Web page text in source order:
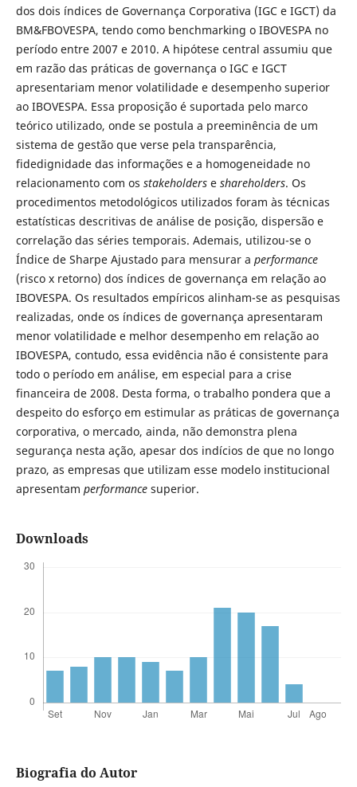
dos dois índices de Governança Corporativa (IGC e IGCT) da
BM&FBOVESPA, tendo como benchmarking o IBOVESPA no
período entre 2007 e 2010. A hipótese central assumiu que
em razão das práticas de governança o IGC e IGCT
apresentariam menor volatilidade e desempenho superior
ao IBOVESPA. Essa proposição é suportada pelo marco
teórico utilizado, onde se postula a preeminência de um
sistema de gestão que verse pela transparência,
fidedignidade das informações e a homogeneidade no
relacionamento com os stakeholderse shareholders. Os
procedimentos metodológicos utilizados foram às técnicas
estatísticas descritivas de análise de posição, dispersão e
correlação das séries temporais. Ademais, utilizou-se o
Índice de Sharpe Ajustado para mensurar a performance
(risco x retorno) dos índices de governança em relação ao
IBOVESPA. Os resultados empíricos alinham-se as pesquisas
realizadas, onde os índices de governança apresentaram
menor volatilidade e melhor desempenho em relação ao
IBOVESPA, contudo, essa evidência não é consistente para
todo o período em análise, em especial para a crise
financeira de 2008. Desta forma, o trabalho pondera que a
despeito do esforço em estimular as práticas de governança
corporativa, o mercado, ainda, não demonstra plena
segurança nesta ação, apesar dos indícios de que no longo
prazo, as empresas que utilizam esse modelo institucional
apresentam performancesuperior.
Downloads
Biografia do Autor